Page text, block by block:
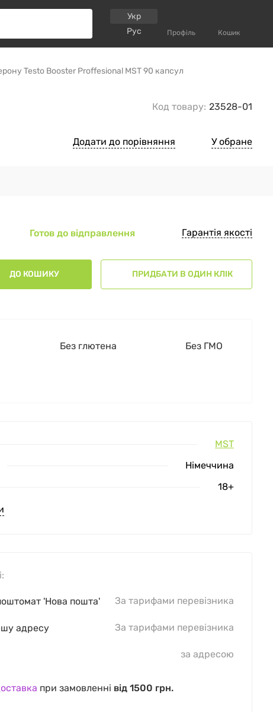
Укр
Рус
Профіль Кошик
Testo Booster Proffesional MST 90 капсул
Код товару: 23528-01
Додати до порівняння У обране
Готов до відправлення Гарантія якості
ДО КОШИКУ ПРИДБАТИ В ОДИН КЛІК
Без глютена Без ГМО
'Нова пошта' За тарифами перевізника
адресу За тарифами перевізника
за адресою
при замовленні від 1500 грн.
MST
Німеччина
18+